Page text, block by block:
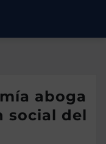
aboga
social del